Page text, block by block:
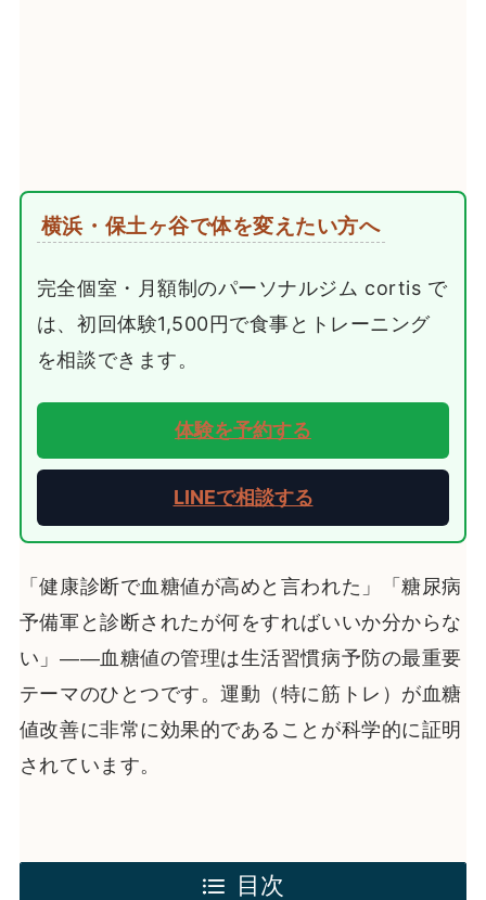
横浜・保土ヶ谷で体を変えたい方へ
完全個室・月額制のパーソナルジム cortis で
は、初回体験1,500円で食事とトレーニング
を相談できます。
体験を予約する
LINEで相談する
「健康診断で血糖値が高めと言われた」「糖尿病
予備軍と診断されたが何をすればいいか分からな
い」——血糖値の管理は生活習慣病予防の最重要
テーマのひとつです。運動（特に筋トレ）が血糖
値改善に非常に効果的であることが科学的に証明
されています。
目次